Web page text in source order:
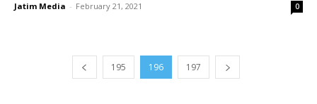
Jatim Media - February 21, 2021 0
195 196 197